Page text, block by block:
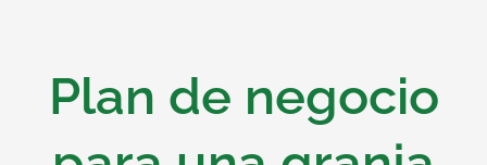
Plan de negocio